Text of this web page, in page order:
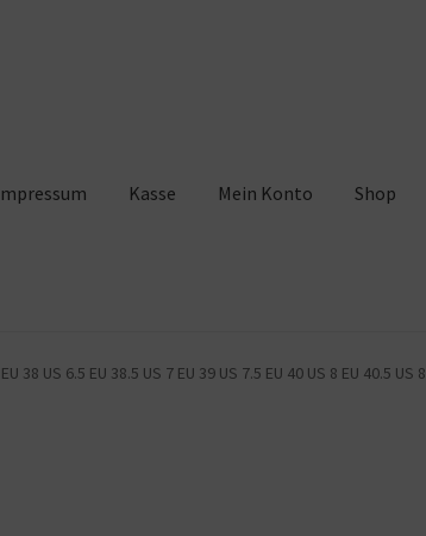
Kasse Mein Konto Shop
Mein Konto ShopWarenkorb
US 6.5 EU 38.5 US 7 EU 39 US 7.5 EU 40 US 8 EU 40.5 US